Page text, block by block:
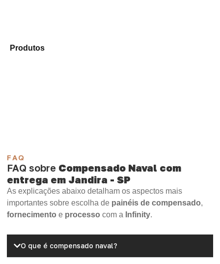
Produtose selecione o tipo de chapa mais compatível
FAQ
FAQ sobre Compensado Naval com
entrega em Jandira - SP
As explicações abaixo detalham os aspectos mais
importantes sobre escolha de painéis de compensado,
fornecimento e processo com a Infinity.
O que é compensado naval?